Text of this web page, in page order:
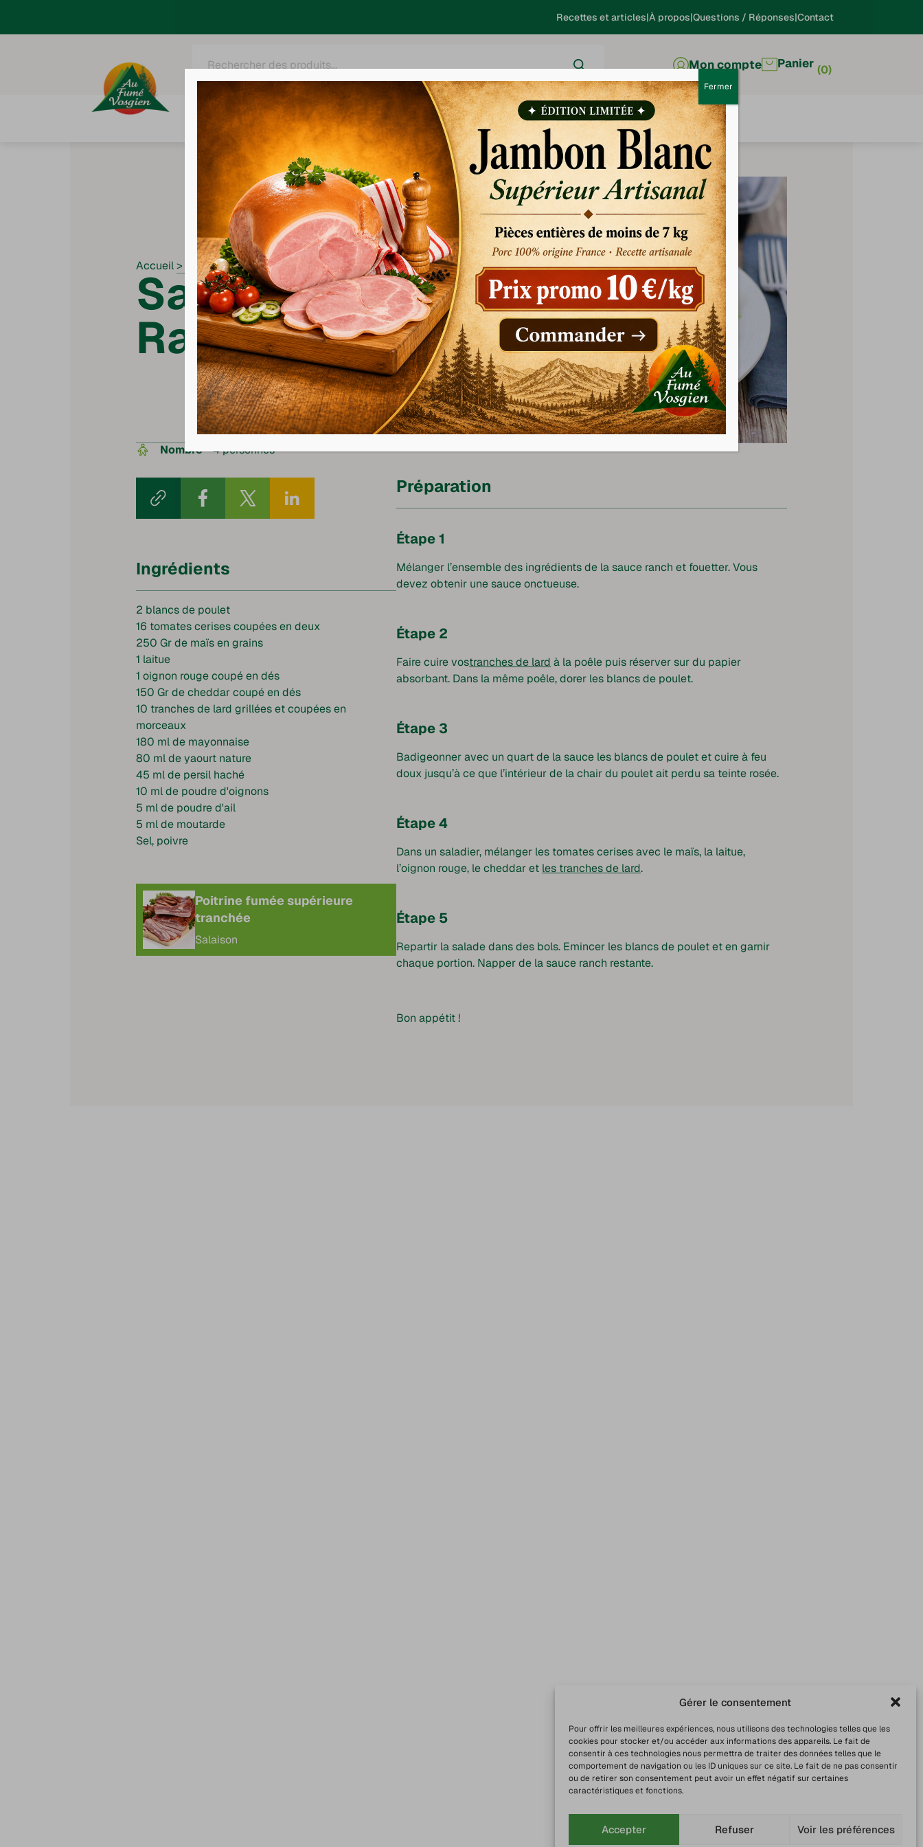
Gérer le consentement
Pour offrir les meilleures expériences, nous utilisons des technologies telles que les
cookies pour stocker et/ou accéder aux informations des appareils. Le fait de
consentir à ces technologies nous permettra de traiter des données telles que le
comportement de navigation ou les ID uniques sur ce site. Le fait de ne pas consentir
ou de retirer son consentement peut avoir un effet négatif sur certaines
caractéristiques et fonctions.
Accepter Refuser Voir les préférences
Recettes et articles À propos Questions / Réponses Contact
produits
Mon compte Panier 0
Tous nos produitsCharcuterieSalaisonSaucisses - ChoucrouteBarbecue
Accueil> Recettes>Salade Ranch
Salade
Ranch
Nombre 4 personnes
Ingrédients
2 blancs de poulet
16 tomates cerises coupées en deux
250 Gr de maïs en grains
1 laitue
1 oignon rouge coupé en dés
150 Gr de cheddar coupé en dés
10 tranches de lard grillées et coupées en
morceaux
180 ml de mayonnaise
80 ml de yaourt nature
45 ml de persil haché
10 ml de poudre d'oignons
5 ml de poudre d'ail
5 ml de moutarde
Sel, poivre
Poitrine fumée supérieure
tranchée
Salaison
Préparation
Étape 1
Mélanger l’ensemble des ingrédients de la sauce ranch et fouetter. Vous
devez obtenir une sauce onctueuse.
Étape 2
Faire cuire vostranches de lard à la poêle puis réserver sur du papier
absorbant. Dans la même poêle, dorer les blancs de poulet.
Étape 3
Badigeonner avec un quart de la sauce les blancs de poulet et cuire à feu
doux jusqu’à ce que l’intérieur de la chair du poulet ait perdu sa teinte rosée.
Étape 4
Dans un saladier, mélanger les tomates cerises avec le maïs, la laitue,
l’oignon rouge, le cheddar et les tranches de lard.
Étape 5
Repartir la salade dans des bols. Emincer les blancs de poulet et en garnir
chaque portion. Napper de la sauce ranch restante.
Bon appétit !
Fermer